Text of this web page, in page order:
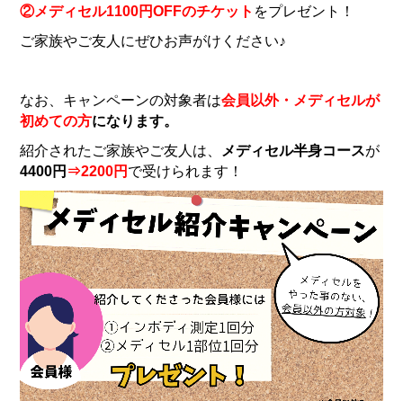
②メディセル1100円OFFのチケット をプレゼント！
ご家族やご友人にぜひお声がけください♪
なお、キャンペーンの対象者は会員以外・メディセルが
初めての方になります。
紹介されたご家族やご友人は、
メディセル半身コースが
4400円 ⇒2200円 で受けられます！